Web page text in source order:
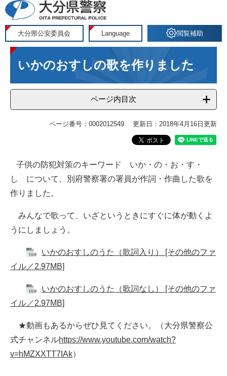
ペ
ジ
の
メ
ュ
ー
大分県公安委員会 Language 閲覧補助
本
いかのおすしの歌を作りました
ページ内目次
ページ番号：0002012549 更新日：2018年4月16日更新
子供の防犯対策のキーワード いか・の・お・す・
し について、別府警察署の署員が作詞・作曲した歌を
作りました。
みんなで歌って、いざというときにすぐに体が動くよ
うにしましょう。
いかのおすしのうた（歌詞入り） [その他のファ
イル／2.97MB]
いかのおすしのうた（歌詞なし） [その他のファ
イル／2.97MB]
★動画もあるからぜひ見てください。（大分県警察公
式チャンネルhttps://www.youtube.com/watch?
v=hMZXXTT7IAk）